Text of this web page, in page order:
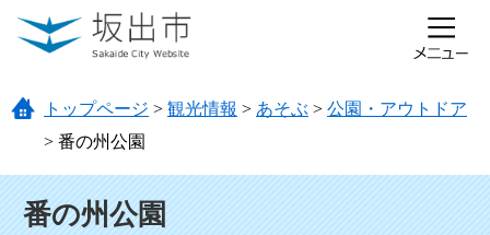
ページの先頭です。
メニューを飛ばして本文へ
トップページ > 観光情報 > あそぶ > 公園・アウトドア
> 番の州公園
番の州公園